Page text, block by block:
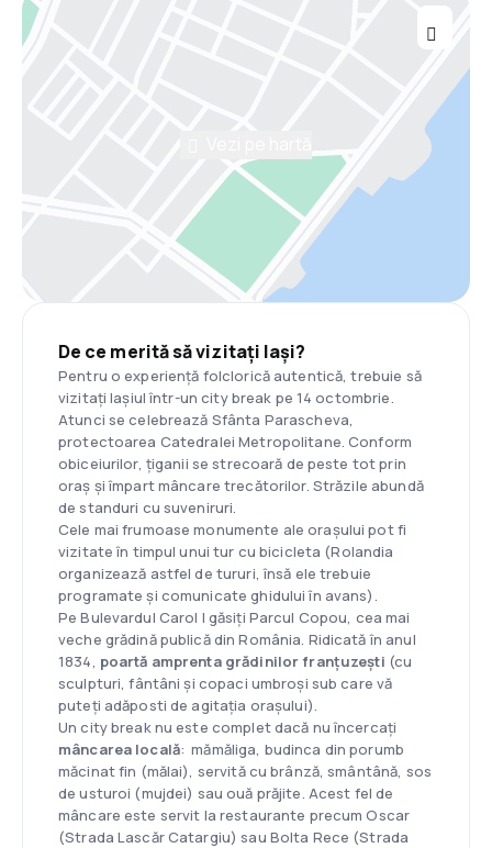
De ce merită să vizitați Iași?
Pentru o experiență folclorică autentică, trebuie să
vizitați Iașiul într-un city break pe 14 octombrie.
Atunci se celebrează Sfânta Parascheva,
protectoarea Catedralei Metropolitane. Conform
obiceiurilor, țiganii se strecoară de peste tot prin
oraș și împart mâncare trecătorilor. Străzile abundă
de standuri cu suveniruri.
Cele mai frumoase monumente ale orașului pot fi
vizitate în timpul unui tur cu bicicleta (Rolandia
organizează astfel de tururi, însă ele trebuie
programate și comunicate ghidului în avans).
Pe Bulevardul Carol I găsiți Parcul Copou, cea mai
veche grădină publică din România. Ridicată în anul
1834, poartă amprenta grădinilor franțuzești (cu
sculpturi, fântâni și copaci umbroși sub care vă
puteți adăposti de agitația orașului).
Un city break nu este complet dacă nu încercați
mâncarea locală: mămăliga, budinca din porumb
măcinat fin (mălai), servită cu brânză, smântână, sos
de usturoi (mujdei) sau ouă prăjite. Acest fel de
mâncare este servit la restaurante precum Oscar
(Strada Lascăr Catargiu) sau Bolta Rece (Strada